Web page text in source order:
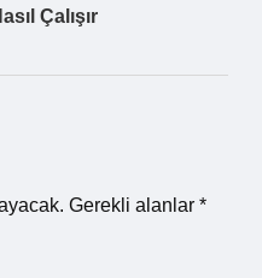
Çalışır
Gerekli alanlar *